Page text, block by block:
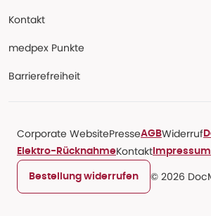
Kontakt
medpex Punkte
Barrierefreiheit
Corporate WebsitePresseAGBWiderruf
Elektro-RücknahmeKontakt Impressum
Bestellung widerrufen © 2026